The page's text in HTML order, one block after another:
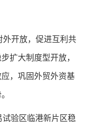
开放，促进互利共
扩大制度型开放，
，巩固外贸外资基
验区临港新片区稳